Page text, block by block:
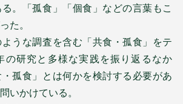
。「孤食」「個食」などの言葉もこ
た。
うな調査を含む「共食・孤食」をテ
の研究と多様な実践を振り返るなか
孤食」とは何かを検討する必要があ
いかけている。